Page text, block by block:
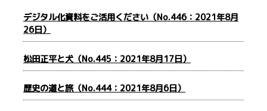
デジタル化資料をご活用ください（No.446：2021年8月
26日）
松田正平と犬（No.445：2021年8月17日）
歴史の道と旅（No.444：2021年8月6日）